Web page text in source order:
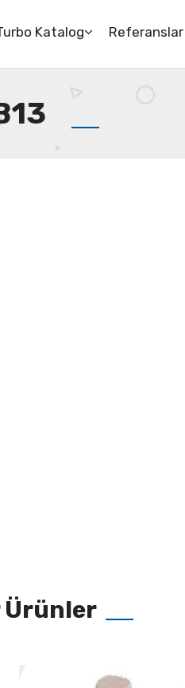
Katalog Referanslar
Ürünler